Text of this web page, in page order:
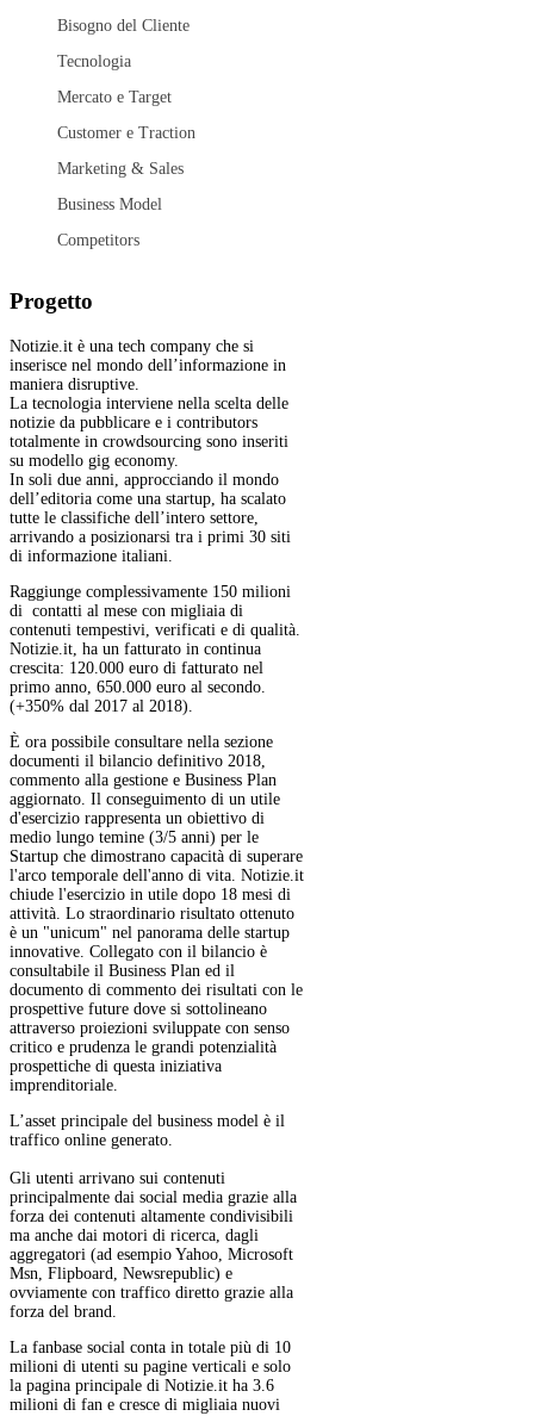
Bisogno del Cliente
Tecnologia
Mercato e Target
Customer e Traction
Marketing & Sales
Business Model
Competitors
Progetto
Notizie.it è una tech company che si
inserisce nel mondo dell’informazione in
maniera disruptive.
La tecnologia interviene nella scelta delle
notizie da pubblicare e i contributors
totalmente in crowdsourcing sono inseriti
su modello gig economy.
In soli due anni, approcciando il mondo
dell’editoria come una startup, ha scalato
tutte le classifiche dell’intero settore,
arrivando a posizionarsi tra i primi 30 siti
di informazione italiani.
Raggiunge complessivamente 150 milioni
di contatti al mese con migliaia di
contenuti tempestivi, verificati e di qualità.
Notizie.it, ha un fatturato in continua
crescita: 120.000 euro di fatturato nel
primo anno, 650.000 euro al secondo.
(+350% dal 2017 al 2018).
È ora possibile consultare nella sezione
documenti il bilancio definitivo 2018,
commento alla gestione e Business Plan
aggiornato. Il conseguimento di un utile
d'esercizio rappresenta un obiettivo di
medio lungo temine (3/5 anni) per le
Startup che dimostrano capacità di superare
l'arco temporale dell'anno di vita. Notizie.it
chiude l'esercizio in utile dopo 18 mesi di
attività. Lo straordinario risultato ottenuto
è un "unicum" nel panorama delle startup
innovative. Collegato con il bilancio è
consultabile il Business Plan ed il
documento di commento dei risultati con le
prospettive future dove si sottolineano
attraverso proiezioni sviluppate con senso
critico e prudenza le grandi potenzialità
prospettiche di questa iniziativa
imprenditoriale.
L’asset principale del business model è il
traffico online generato.
Gli utenti arrivano sui contenuti
principalmente dai social media grazie alla
forza dei contenuti altamente condivisibili
ma anche dai motori di ricerca, dagli
aggregatori (ad esempio Yahoo, Microsoft
Msn, Flipboard, Newsrepublic) e
ovviamente con traffico diretto grazie alla
forza del brand.
La fanbase social conta in totale più di 10
milioni di utenti su pagine verticali e solo
la pagina principale di Notizie.it ha 3.6
milioni di fan e cresce di migliaia nuovi